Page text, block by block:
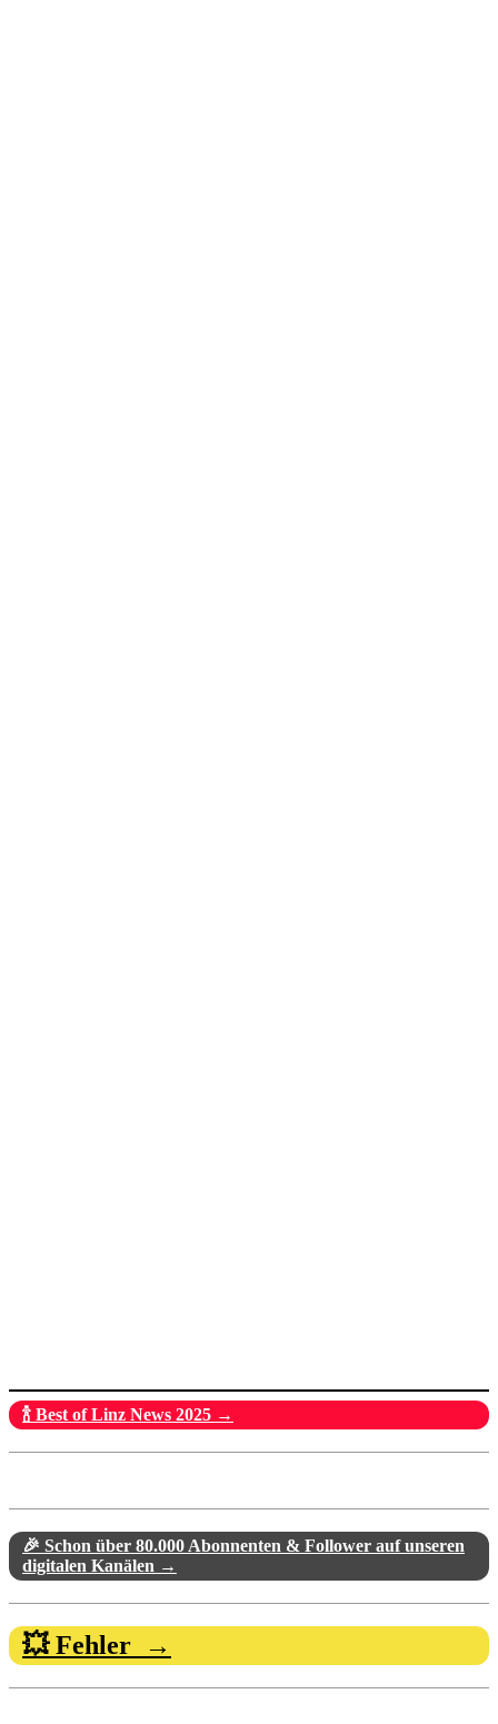
🍾 Best of Linz News 2025 →
🎉 Schon über 80.000 Abonnenten & Follower auf unseren
digitalen Kanälen →
💥 Fehler →